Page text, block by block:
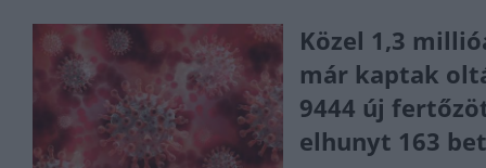
Közel 1,3
már kaptak
9444 új
elhunyt 163